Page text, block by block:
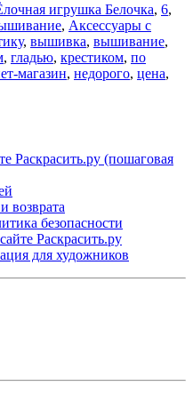
игрушка Белочка, 6,
, Аксессуары с
, вышивка, вышивание,
, гладью, крестиком, по
магазин, недорого, цена,
Раскрасить.ру (пошаговая
возврата
безопасности
Раскрасить.ру
для художников